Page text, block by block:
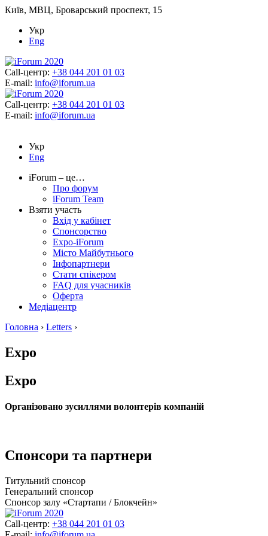
Київ, МВЦ, Броварський проспект, 15
Укр
Eng
Call-центр: +38 044 201 01 03
E-mail: info@iforum.ua
Call-центр: +38 044 201 01 03
E-mail: info@iforum.ua
Укр
Eng
iForum – це…
Про форум
iForum Team
Взяти участь
Вхід у кабінет
Спонсорство
Expo-iForum
Місто Майбутнього
Інфопартнери
Стати спікером
FAQ для учасників
Оферта
Медіацентр
Головна › Letters ›
Expo
Expo
Організовано зусиллями волонтерів компаній
Спонсори та партнери
Титульний спонсор
Генеральний спонсор
Спонсор залу «Стартапи / Блокчейн»
Call-центр: +38 044 201 01 03